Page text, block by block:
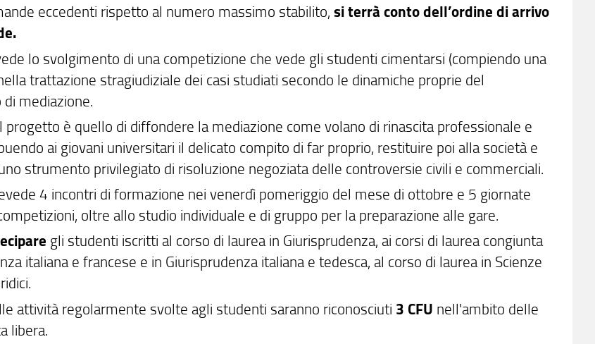
eccedenti rispetto al numero massimo stabilito,si terrà conto dell’ordine di arrivo
lo svolgimento di una competizione che vede gli studenti cimentarsi (compiendo una
trattazione stragiudiziale dei casi studiati secondo le dinamiche proprie del
mediazione.
progetto è quello di diffondere la mediazione come volano di rinascita professionale e
ai giovani universitari il delicato compito di far proprio, restituire poi alla società e
strumento privilegiato di risoluzione negoziata delle controversie civili e commerciali.
4 incontri di formazione nei venerdì pomeriggio del mese di ottobre e 5 giornate
oltre allo studio individuale e di gruppo per la preparazione alle gare.
gli studenti iscritti al corso di laurea in Giurisprudenza, ai corsi di laurea congiunta
italiana e francese e in Giurisprudenza italiana e tedesca, al corso di laurea in Scienze
attività regolarmente svolte agli studenti saranno riconosciuti 3 CFU nell'ambito delle
libera.